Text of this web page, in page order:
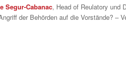
Segur-Cabanac, Head of Reulatory und
der Behörden auf die Vorstände? –